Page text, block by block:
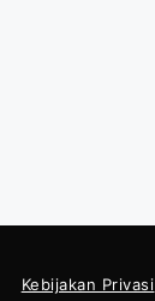
Kebijakan Privasi